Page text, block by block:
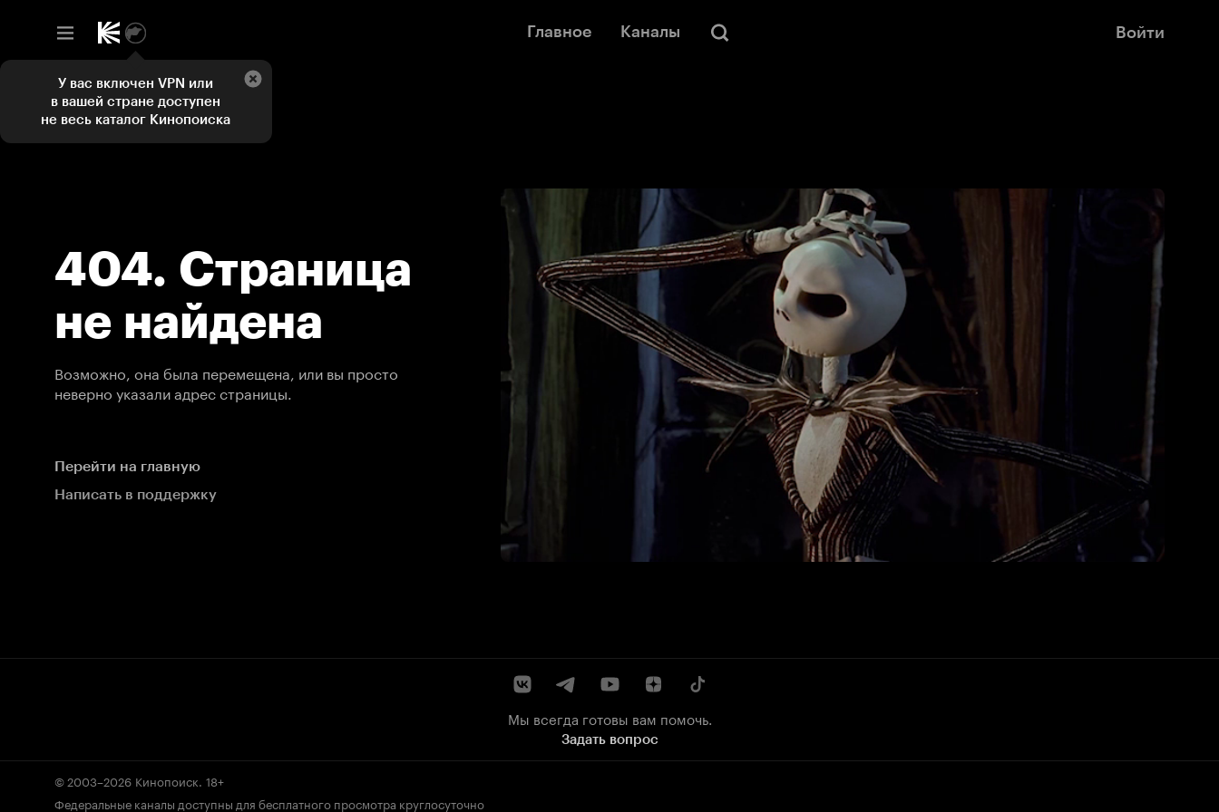
Главное Каналы Войти
404. Страница
не найдена
Возможно, она была перемещена, или вы просто
неверно указали адрес страницы.
Перейти на главную
Написать в поддержку
Мы всегда готовы вам помочь.
Задать вопрос
© 2003–2026 Кинопоиск. 18+
Федеральные каналы доступны для бесплатного просмотра круглосуточно
У вас включен VPN или
в вашей стране доступен
не весь каталог Кинопоиска